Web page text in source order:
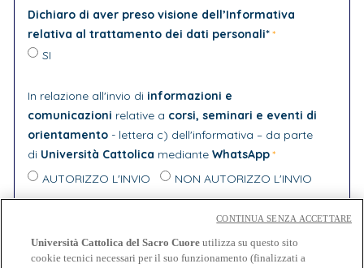
Dichiaro di aver preso visione dell’Informativa
relativa al trattamento dei dati personali*
SI
In relazione all'invio di informazioni e
comunicazioni relative a corsi, seminari e eventi di
orientamento - lettera c) dell'informativa – da parte
di Università Cattolica mediante WhatsApp
AUTORIZZO L'INVIO
NON AUTORIZZO L'INVIO
comunicazioni e materiale
informativoaventi come oggetto:iscrizione ad eventi
organizzati da partner di Università Cattolicae/o
Università Cattolica del Sacro Cuore utilizza su questo sito
cookie tecnici necessari per il suo funzionamento (finalizzati a
CONTINUA SENZA ACCETTARE